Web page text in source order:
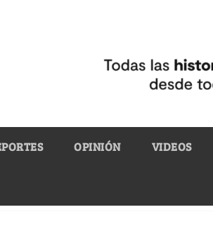
OPINIÓN VIDEOS